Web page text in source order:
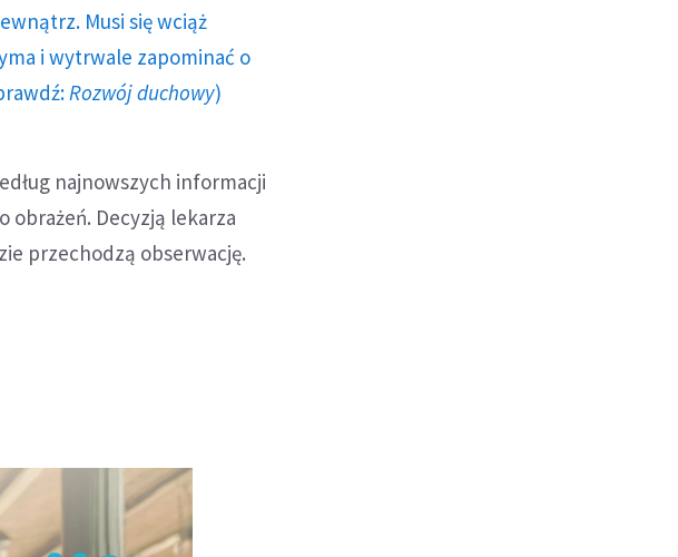
Musi się wciąż
i wytrwale zapominać o
Rozwój duchowy)
najnowszych informacji
obrażeń. Decyzją lekarza
przechodzą obserwację.